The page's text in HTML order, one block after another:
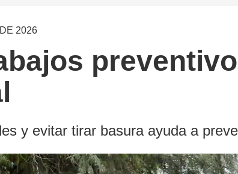
2026
y evitar tirar basura ayuda a